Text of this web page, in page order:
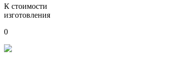
К стоимости
изготовления
0